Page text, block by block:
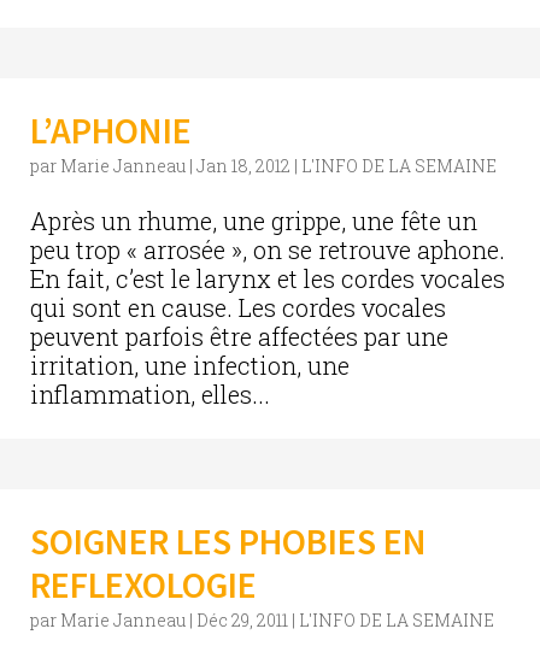
L’APHONIE
par Marie Janneau | Jan 18, 2012 | L'INFO DE LA SEMAINE
Après un rhume, une grippe, une fête un
peu trop « arrosée », on se retrouve aphone.
En fait, c’est le larynx et les cordes vocales
qui sont en cause. Les cordes vocales
peuvent parfois être affectées par une
irritation, une infection, une
inflammation, elles...
SOIGNER LES PHOBIES EN
REFLEXOLOGIE
par Marie Janneau | Déc 29, 2011 | L'INFO DE LA SEMAINE